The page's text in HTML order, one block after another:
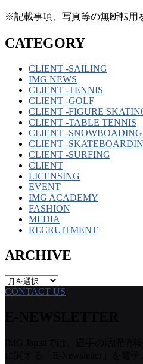
※記載事項、写真等の無断転用
CATEGORY
CLIENT -SAILING
IMG NEWS
CLIENT -TENNIS
CLIENT -GOLF
CLIENT -FIGURE
CLIENT -TABLE TENNIS
CLIENT -SNOWBOADING
CLIENT -
CLIENT -SURFING
CLIENT
LICENSING
EVENT
IMG ACADEMY
FASHION
MEDIA
RECRUITMENT
ARCHIVE
ARCHIVE
CONTACT US